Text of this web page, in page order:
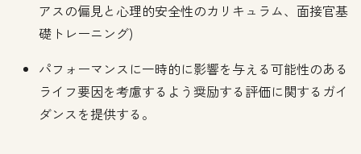
アスの偏見と心理的安全性のカリキュラム、面接官基
礎トレーニング)
パフォーマンスに一時的に影響を与える可能性のある
ライフ要因を考慮するよう奨励する評価に関するガイ
ダンスを提供する。